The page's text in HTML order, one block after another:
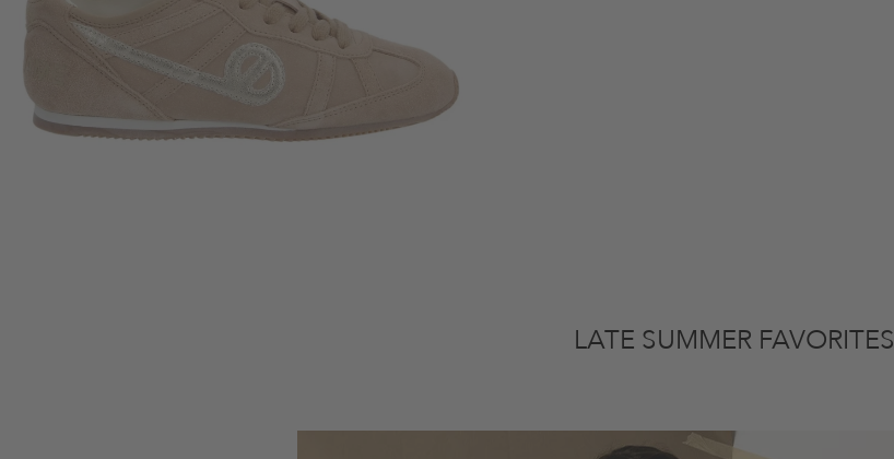
LATE SUMMER FAVORITES